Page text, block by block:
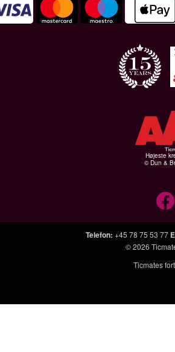
Højeste
© Dun &
Telefon: +45 78 75 53 77
© 2026
Ticmates